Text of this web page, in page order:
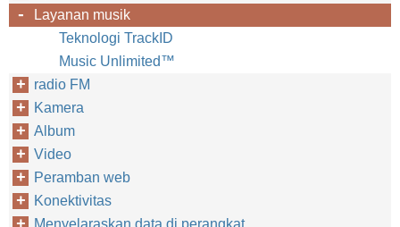
Layanan musik
Teknologi TrackID
Music Unlimited™‎
radio FM
Kamera
Album
Video
Peramban web
Konektivitas
Menyelaraskan data di perangkat